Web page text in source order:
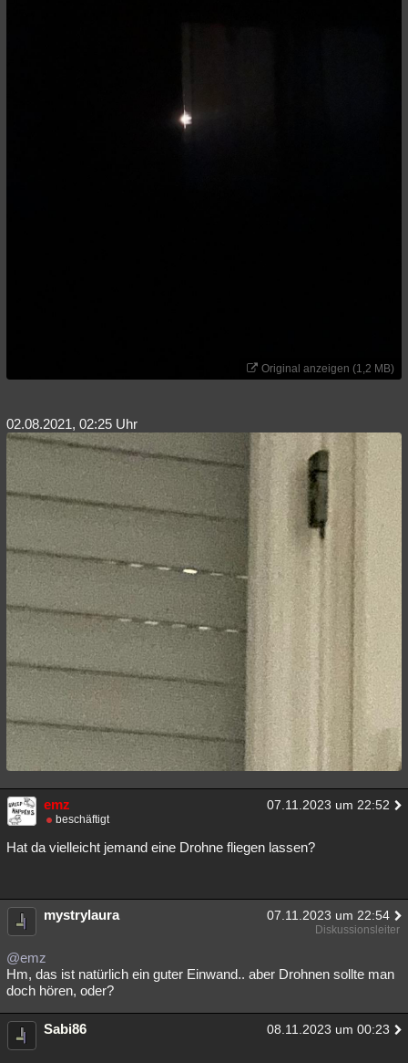
Original anzeigen (1,2 MB)
02.08.2021, 02:25 Uhr
emz 07.11.2023 um 22:52
beschäftigt
Hat da vielleicht jemand eine Drohne fliegen lassen?
mystrylaura 07.11.2023 um 22:54
Diskussionsleiter
@emz
Hm, das ist natürlich ein guter Einwand.. aber Drohnen sollte man
doch hören, oder?
Sabi86 08.11.2023 um 00:23